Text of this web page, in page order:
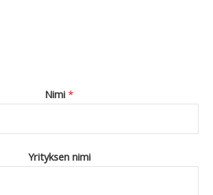
Nimi *
Yrityksen nimi